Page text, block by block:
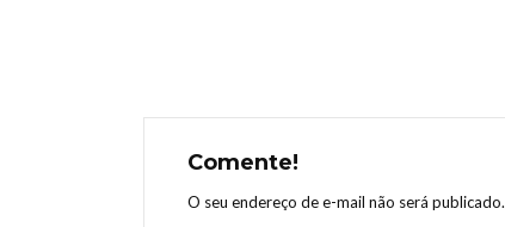
Comente!
O seu endereço de e-mail não será publicado.